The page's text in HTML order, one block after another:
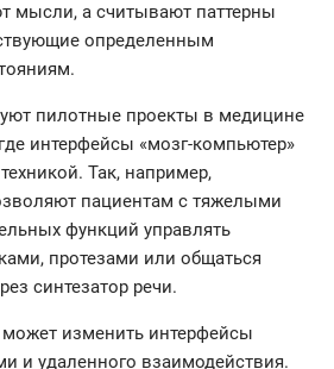
мысли, а считывают паттерны
определенным
пилотные проекты в медицине
интерфейсы «мозг-компьютер»
Так, например,
пациентам с тяжелыми
функций управлять
протезами или общаться
синтезатор речи.
может изменить интерфейсы
и удаленного взаимодействия.